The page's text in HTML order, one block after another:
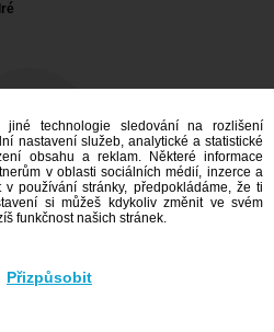
zájem
technologie sledování na rozlišení
nastavení služeb, analytické a statistické
obsahu a reklam. Některé informace
v oblasti sociálních médií, inzerce a
používání stránky, předpokládáme, že ti
si můžeš kdykoliv změnit ve svém
funkčnost našich stránek.
Přizpůsobit